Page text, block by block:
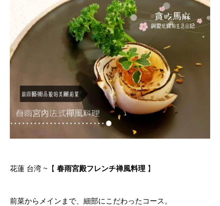
花蓮 台湾 ~【 春雨宮殿フレンチ禅風料理 】
前菜からメインまで、細部にこだわったコース。